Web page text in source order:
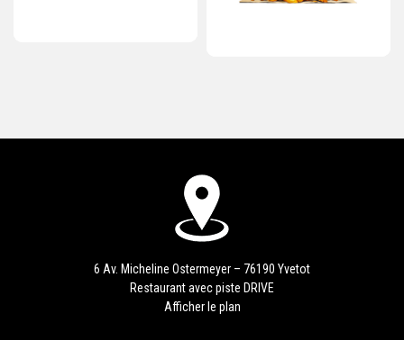
6 Av. Micheline Ostermeyer – 76190 Yvetot
Restaurant avec piste DRIVE
Afficher le plan